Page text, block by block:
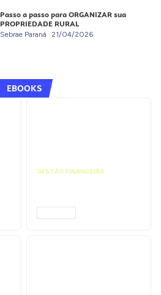
Passo a passo para ORGANIZAR sua
PROPRIEDADE RURAL
Sebrae Paraná 21/04/2026
EBOOKS
GESTÃO FINANCEIRA